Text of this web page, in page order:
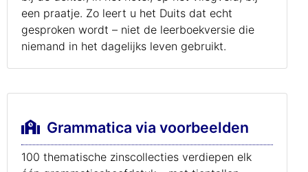
een praatje. Zo leert u het Duits dat echt
gesproken wordt – niet de leerboekversie die
niemand in het dagelijks leven gebruikt.
Grammatica via voorbeelden
100 thematische zinscollecties verdiepen elk